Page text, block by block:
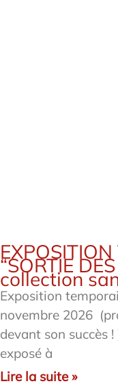
“SORTIE
collection
Exposition
novembre 2026
devant son succès
exposé à
Lire la suite »